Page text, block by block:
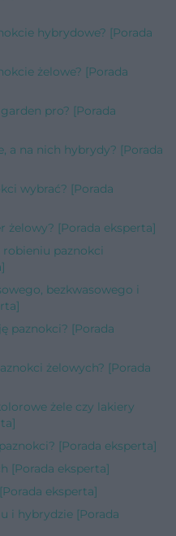
hybrydowe? [Porada
żelowe? [Porada
pro? [Porada
a na nich hybrydy? [Porada
wybrać? [Porada
żelowy? [Porada eksperta]
robieniu paznokci
bezkwasowego i
paznokci? [Porada
żelowych? [Porada
żele czy lakiery
[Porada eksperta]
[Porada eksperta]
eksperta]
i hybrydzie [Porada